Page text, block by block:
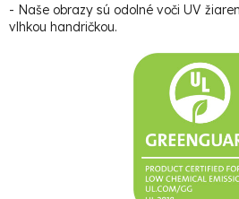
- Naše obrazy sú odolné voči UV
vlhkou handričkou.